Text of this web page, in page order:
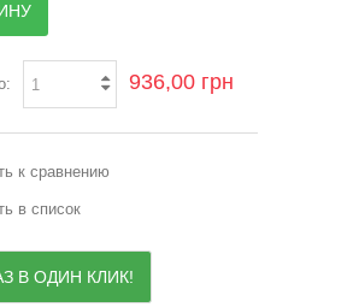
936,00 грн
к сравнению
в список
В ОДИН КЛИК!